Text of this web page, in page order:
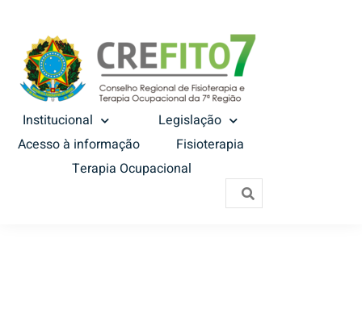
Institucional
Legislação
Acesso à informação
Fisioterapia
Terapia Ocupacional